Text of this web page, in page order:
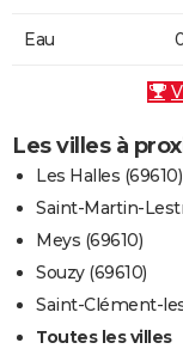
Eau
Les villes à
Les Halles (69610)
Saint-Martin-
Meys (69610)
Souzy (69610)
Saint-Clément-
Toutes les villes